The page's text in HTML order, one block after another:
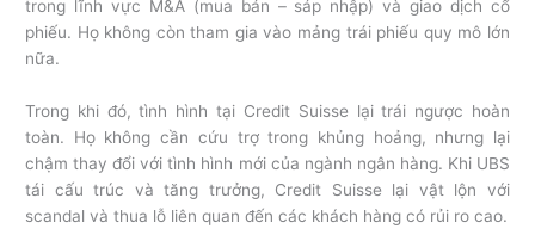
trong lĩnh vực M&A (mua bán – sáp nhập) và giao dịch cổ
phiếu. Họ không còn tham gia vào mảng trái phiếu quy mô lớn
nữa.
Trong khi đó, tình hình tại Credit Suisse lại trái ngược hoàn
toàn. Họ không cần cứu trợ trong khủng hoảng, nhưng lại
chậm thay đổi với tình hình mới của ngành ngân hàng. Khi UBS
tái cấu trúc và tăng trưởng, Credit Suisse lại vật lộn với
scandal và thua lỗ liên quan đến các khách hàng có rủi ro cao.